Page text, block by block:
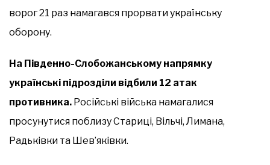
ворог 21 раз намагався прорвати українську
оборону.
На Південно-Слобожанському напрямку
українські підрозділи відбили 12 атак
противника. Російські війська намагалися
просунутися поблизу Стариці, Вільчі, Лимана,
Радьківки та Шев’яківки.